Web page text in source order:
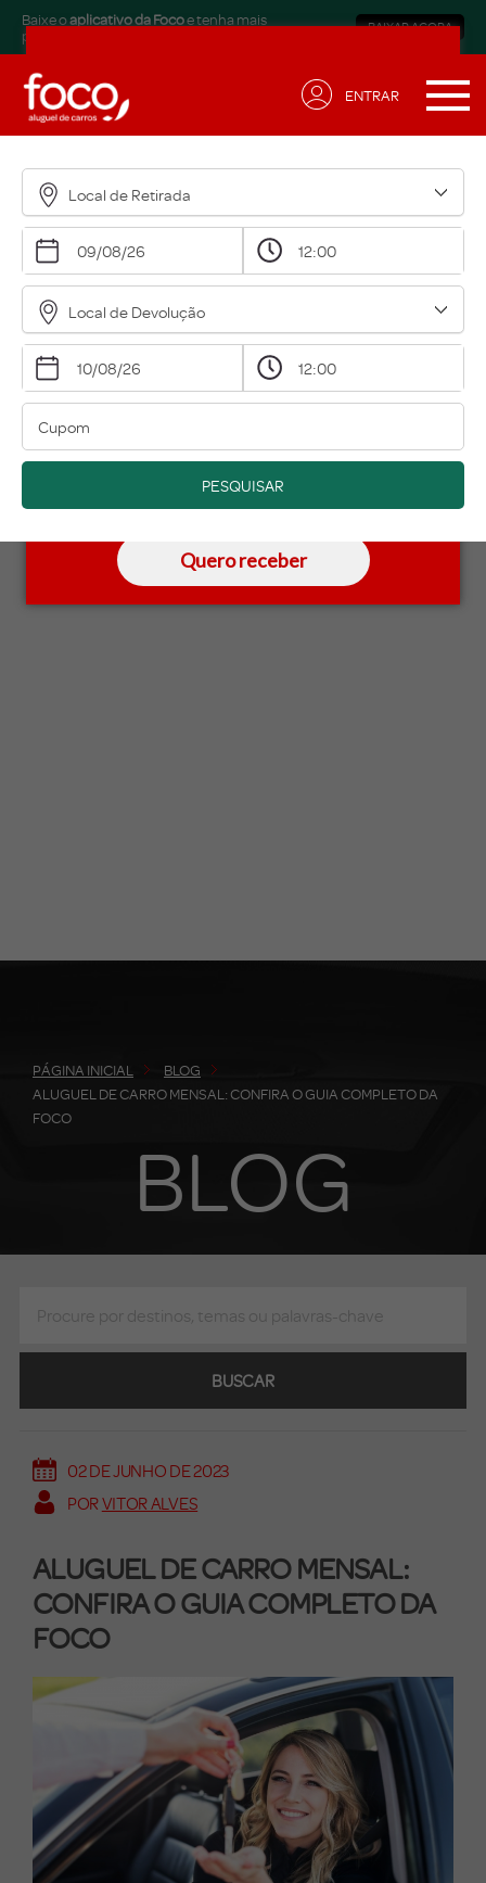
para sua necessidade!
Nome*
Email*
Data de Aniversário*
Qual modalidade está buscando?*
Eu concordo em receber comunicações.
A nossa empresa está comprometida a proteger e
respeitar sua privacidade, acesse nossa
Quero receber
Baixe oaplicativo da Focoe tenha mais
praticidade.
BAIXAR AGORA
ENTRAR
Local de Retirada
Local de Devolução
PESQUISAR
PÁGINA INICIAL
BLOG
ALUGUEL DE CARRO MENSAL: CONFIRA O GUIA COMPLETO DA
FOCO
BLOG
BUSCAR
02 DE JUNHO DE 2023
PORVITOR ALVES
ALUGUEL DE CARRO MENSAL:
CONFIRA O GUIA COMPLETO DA
FOCO